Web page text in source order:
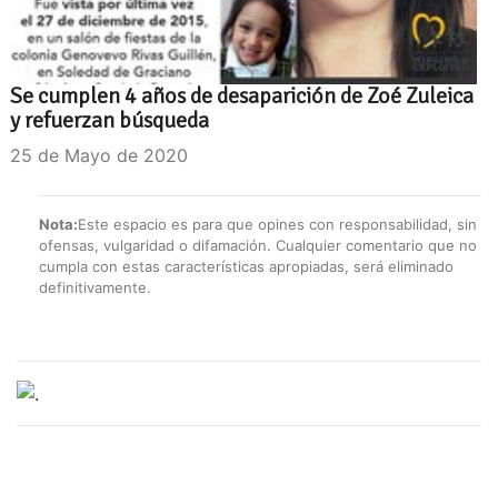
Se cumplen 4 años de desaparición de Zoé Zuleica
y refuerzan búsqueda
25 de Mayo de 2020
Nota:Este espacio es para que opines con responsabilidad, sin
ofensas, vulgaridad o difamación. Cualquier comentario que no
cumpla con estas características apropiadas, será eliminado
definitivamente.